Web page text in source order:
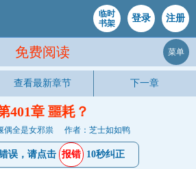
临时
书架
登录 注册
免费阅读 菜单
查看最新章节 下一章
401章 噩耗？
偶全是女邪祟 作者：芝士如如鸭
误，请点击 报错 10秒纠正